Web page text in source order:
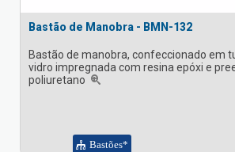
Bastão de Manobra - BMN-132
Bastão de manobra, confeccionado em
vidro impregnada com resina epóxi e
poliuretano
Bastões*